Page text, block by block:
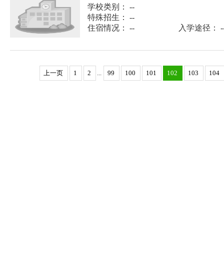
学校类别： --
特殊招生： --
住宿情况： --
入学途径：
上一页 1 2 ... 99 100 101 102 103 104